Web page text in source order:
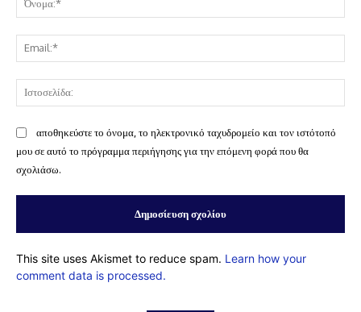
αποθηκεύστε το όνομα, το ηλεκτρονικό ταχυδρομείο και τον ιστότοπό
μου σε αυτό το πρόγραμμα περιήγησης για την επόμενη φορά που θα
σχολιάσω.
This site uses Akismet to reduce spam. Learn how your
comment data is processed.